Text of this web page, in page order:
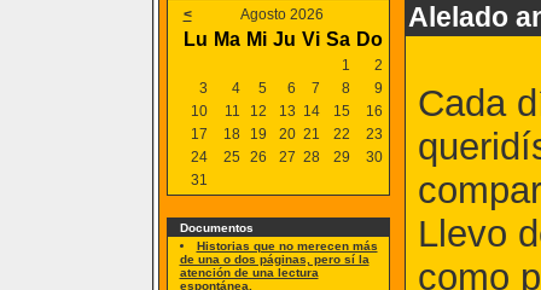
< Agosto 2026
Lu Ma Mi Ju Vi Sa Do
1
2
3
4 5 6 7 8
9
10
11 12 13 14 15
16
17
18 19 20 21 22
23
24
25 26 27 28 29
30
31
Documentos
Historias que no merecen más
de una o dos páginas, pero sí la
atención de una lectura
espontánea.
Alelado
Cada
Llevo
como